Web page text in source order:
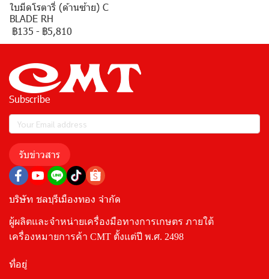
ใบมีดโรตารี่ (ด้านซ้าย) C
BLADE RH
฿135 - ฿5,810
Subscribe
รับข่าวสาร
บริษัท ชลบุรีเมืองทอง จำกัด
ผู้ผลิตและจำหน่ายเครื่องมือทางการเกษตร ภายใต้
เครื่องหมายการค้า CMT ตั้งแต่ปี พ.ศ. 2498
ที่อยู่